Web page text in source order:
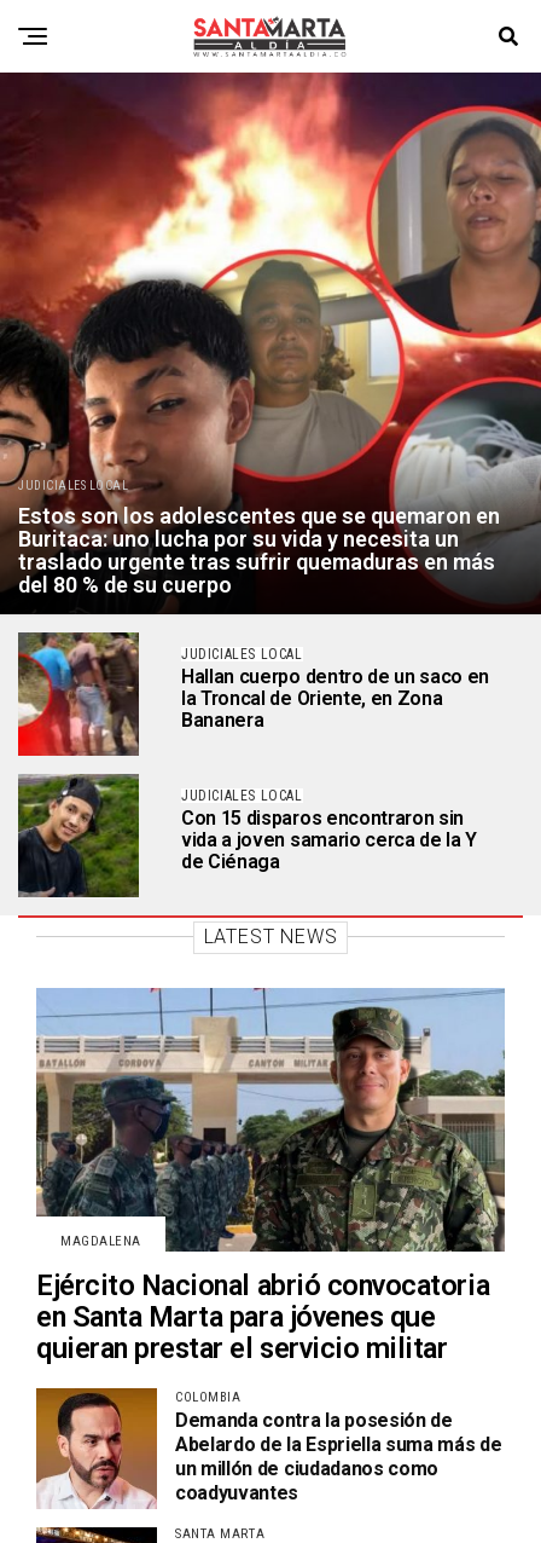
JUDICIALES LOCAL
Estos son los adolescentes que se quemaron en
Buritaca: uno lucha por su vida y necesita un
traslado urgente tras sufrir quemaduras en más
del 80 % de su cuerpo
JUDICIALES LOCAL
Hallan cuerpo dentro de un saco en
la Troncal de Oriente, en Zona
Bananera
JUDICIALES LOCAL
Con 15 disparos encontraron sin
vida a joven samario cerca de la Y
de Ciénaga
LATEST NEWS
MAGDALENA
Ejército Nacional abrió convocatoria
en Santa Marta para jóvenes que
quieran prestar el servicio militar
COLOMBIA
Demanda contra la posesión de
Abelardo de la Espriella suma más de
un millón de ciudadanos como
coadyuvantes
SANTA MARTA